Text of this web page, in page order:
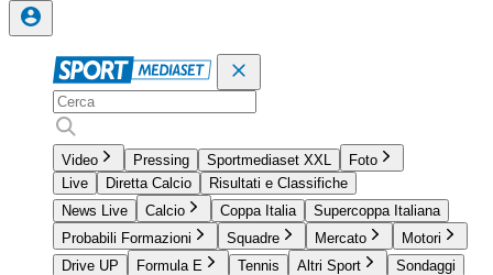
Video Pressing Sportmediaset XXL
Foto
Live
Diretta Calcio
Risultati e Classifiche
News Live
Calcio Coppa Italia
Supercoppa Italiana
Probabili Formazioni
Squadre Mercato
Motori
Drive UP
Formula E Tennis Altri Sport
Sondaggi